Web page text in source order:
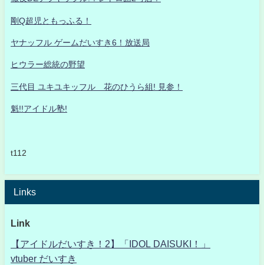
剛Q超児ともっふる！
ヤナッフル ゲームだいすき6！放送局
ヒウラー総統の野望
三代目 ユキユキッフル 花のひうら組! 見参！
魁!!アイドル塾!
t112
Links
Link
【アイドルだいすき！2】「IDOL DAISUKI！」
vtuber だいすき